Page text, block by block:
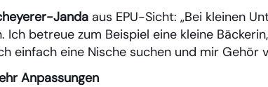
Janda aus EPU-Sicht: „Bei kleinen
Ich betreue zum Beispiel eine kleine
einfach eine Nische suchen und mir Gehör
Anpassungen